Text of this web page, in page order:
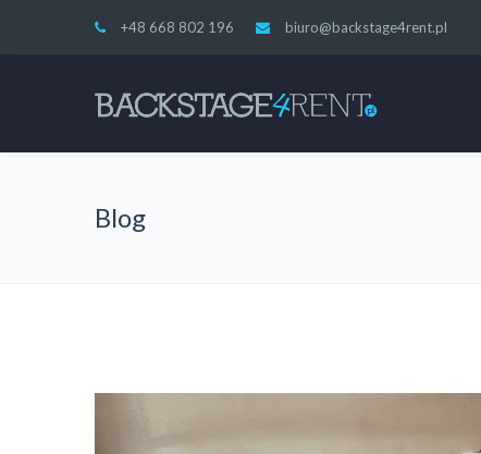
+48 668 802 196 biuro@backstage4rent.pl
Blog